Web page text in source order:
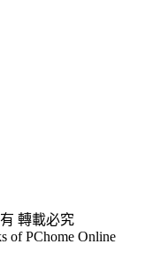
轉載必究
of PChome Online